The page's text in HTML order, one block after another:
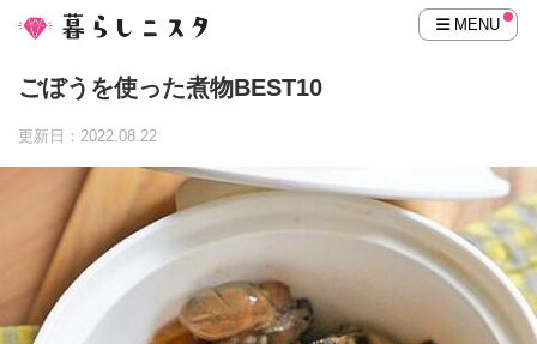
MENU
ごぼうを使った煮物BEST10
更新日：2022.08.22